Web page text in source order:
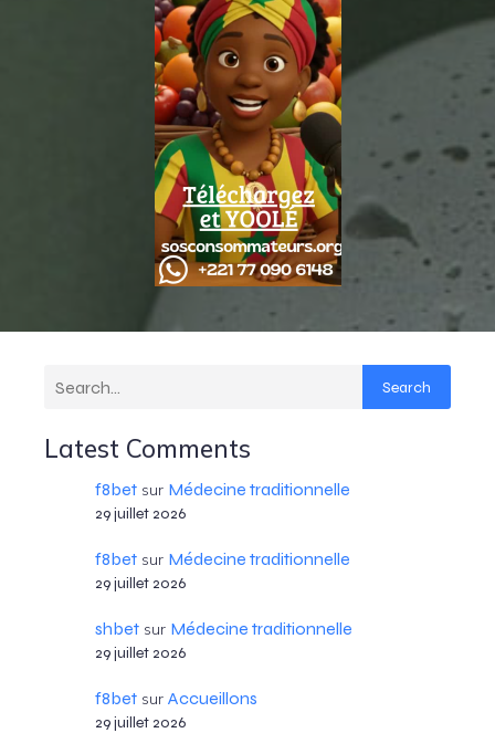
Search
Latest Comments
f8betsur Médecine traditionnelle
29 juillet 2026
f8betsur Médecine traditionnelle
29 juillet 2026
shbetsur Médecine traditionnelle
29 juillet 2026
f8betsur Accueillons
29 juillet 2026